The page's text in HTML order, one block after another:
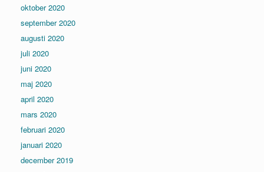
oktober 2020
september 2020
augusti 2020
juli 2020
juni 2020
maj 2020
april 2020
mars 2020
februari 2020
januari 2020
december 2019